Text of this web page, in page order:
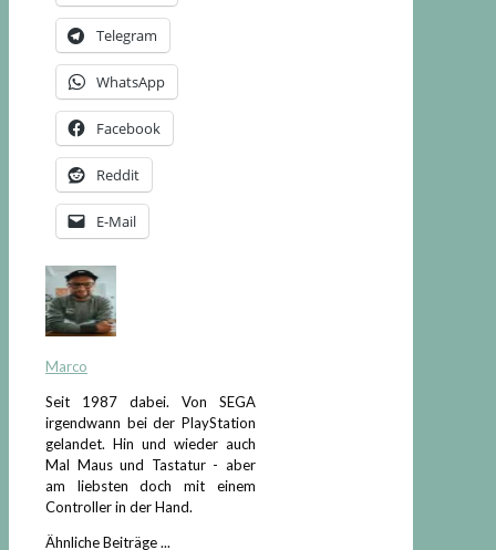
Telegram
WhatsApp
Facebook
Reddit
E-Mail
Marco
Seit 1987 dabei. Von SEGA
irgendwann bei der PlayStation
gelandet. Hin und wieder auch
Mal Maus und Tastatur - aber
am liebsten doch mit einem
Controller in der Hand.
Ähnliche Beiträge ...